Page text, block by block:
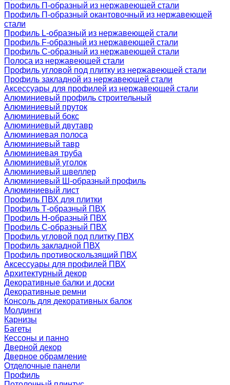
Профиль П-образный из нержавеющей стали
Профиль П-образный окантовочный из нержавеющей
стали
Профиль L-образный из нержавеющей стали
Профиль F-образный из нержавеющей стали
Профиль C-образный из нержавеющей стали
Полоса из нержавеющей стали
Профиль угловой под плитку из нержавеющей стали
Профиль закладной из нержавеющей стали
Аксессуары для профилей из нержавеющей стали
Алюминиевый профиль строительный
Алюминиевый пруток
Алюминиевый бокс
Алюминиевый двутавр
Алюминиевая полоса
Алюминиевый тавр
Алюминиевая труба
Алюминиевый уголок
Алюминиевый швеллер
Алюминиевый Ш-образный профиль
Алюминиевый лист
Профиль ПВХ для плитки
Профиль Т-образный ПВХ
Профиль H-образный ПВХ
Профиль C-образный ПВХ
Профиль угловой под плитку ПВХ
Профиль закладной ПВХ
Профиль противоскользящий ПВХ
Аксессуары для профилей ПВХ
Архитектурный декор
Декоративные балки и доски
Декоративные ремни
Консоль для декоративных балок
Молдинги
Карнизы
Багеты
Кессоны и панно
Дверной декор
Дверное обрамление
Отделочные панели
Профиль